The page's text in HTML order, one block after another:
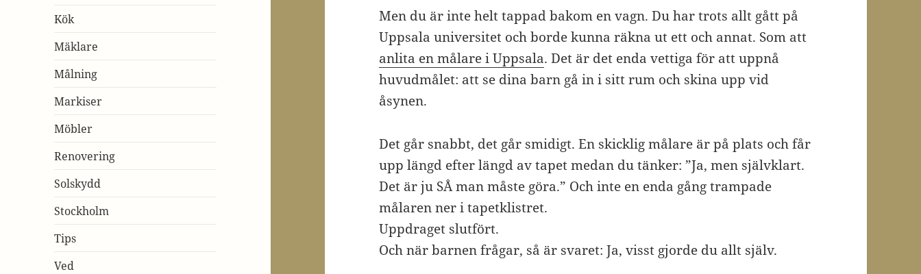
Kök
Mäklare
Målning
Markiser
Möbler
Renovering
Solskydd
Stockholm
Tips
Ved
Men du är inte helt tappad bakom en vagn. Du har trots allt gått på
Uppsala universitet och borde kunna räkna ut ett och annat. Som att
anlita en målare i Uppsala. Det är det enda vettiga för att uppnå
huvudmålet: att se dina barn gå in i sitt rum och skina upp vid
åsynen.
Det går snabbt, det går smidigt. En skicklig målare är på plats och får
upp längd efter längd av tapet medan du tänker: ”Ja, men självklart.
Det är ju SÅ man måste göra.” Och inte en enda gång trampade
målaren ner i tapetklistret.
Uppdraget slutfört.
Och när barnen frågar, så är svaret: Ja, visst gjorde du allt själv.